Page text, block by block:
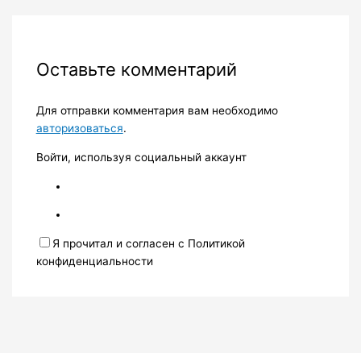
Оставьте комментарий
Для отправки комментария вам необходимо
авторизоваться.
Войти, используя социальный аккаунт
Я прочитал и согласен с Политикой
конфиденциальности